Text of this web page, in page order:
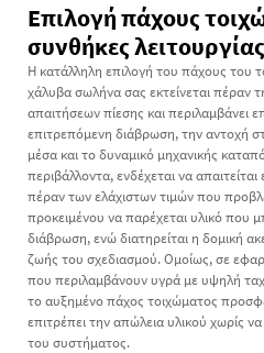
Επιλογή πάχους
συνθήκες λειτουργίας
Η κατάλληλη επιλογή του πάχους του
χάλυβα σωλήνα σας εκτείνεται πέραν
απαιτήσεων πίεσης και περιλαμβάνει
επιτρεπόμενη διάβρωση, την αντοχή
μέσα και το δυναμικό μηχανικής
περιβάλλοντα, ενδέχεται να
πέραν των ελάχιστων τιμών που
προκειμένου να παρέχεται υλικό που
διάβρωση, ενώ διατηρείται η δομική
ζωής του σχεδιασμού. Ομοίως, σε
που περιλαμβάνουν υγρά με υψηλή
το αυξημένο πάχος τοιχώματος
επιτρέπει την απώλεια υλικού χωρίς
του συστήματος.